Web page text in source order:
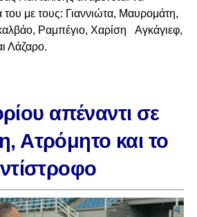
του με τους: Γιαννιώτα, Μαυρομάτη,
Ραμπέγιο, Χαρίση Αγκάγιεφ,
Λάζαρο.
απέναντι σε
Ατρόμητο και το